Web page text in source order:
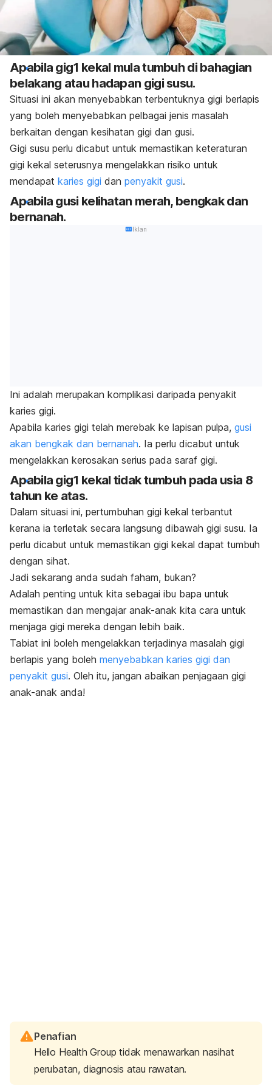
Apabila gig1 kekal mula tumbuh di bahagian
belakang atau hadapan gigi susu.
Situasi ini akan menyebabkan terbentuknya gigi berlapis
yang boleh menyebabkan pelbagai jenis masalah
berkaitan dengan kesihatan gigi dan gusi.
Gigi susu perlu dicabut untuk memastikan keteraturan
gigi kekal seterusnya mengelakkan risiko untuk
mendapat karies gigi dan penyakit gusi.
Apabila gusi kelihatan merah, bengkak dan
bernanah.
Iklan
Ini adalah merupakan komplikasi daripada penyakit
karies gigi.
Apabila karies gigi telah merebak ke lapisan pulpa, gusi
akan bengkak dan bernanah. Ia perlu dicabut untuk
mengelakkan kerosakan serius pada saraf gigi.
Apabila gig1 kekal tidak tumbuh pada usia 8
tahun ke atas.
Dalam situasi ini, pertumbuhan gigi kekal terbantut
kerana ia terletak secara langsung dibawah gigi susu. Ia
perlu dicabut untuk memastikan gigi kekal dapat tumbuh
dengan sihat.
Jadi sekarang anda sudah faham, bukan?
Adalah penting untuk kita sebagai ibu bapa untuk
memastikan dan mengajar anak-anak kita cara untuk
menjaga gigi mereka dengan lebih baik.
Tabiat ini boleh mengelakkan terjadinya masalah gigi
berlapis yang boleh menyebabkan karies gigi dan
penyakit gusi. Oleh itu, jangan abaikan penjagaan gigi
anak-anak anda!
Penafian
Hello Health Group tidak menawarkan nasihat
perubatan, diagnosis atau rawatan.